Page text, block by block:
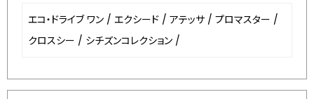
エコ・ドライブ ワン / エクシード / アテッサ / プロマスター /
クロスシー / シチズンコレクション /